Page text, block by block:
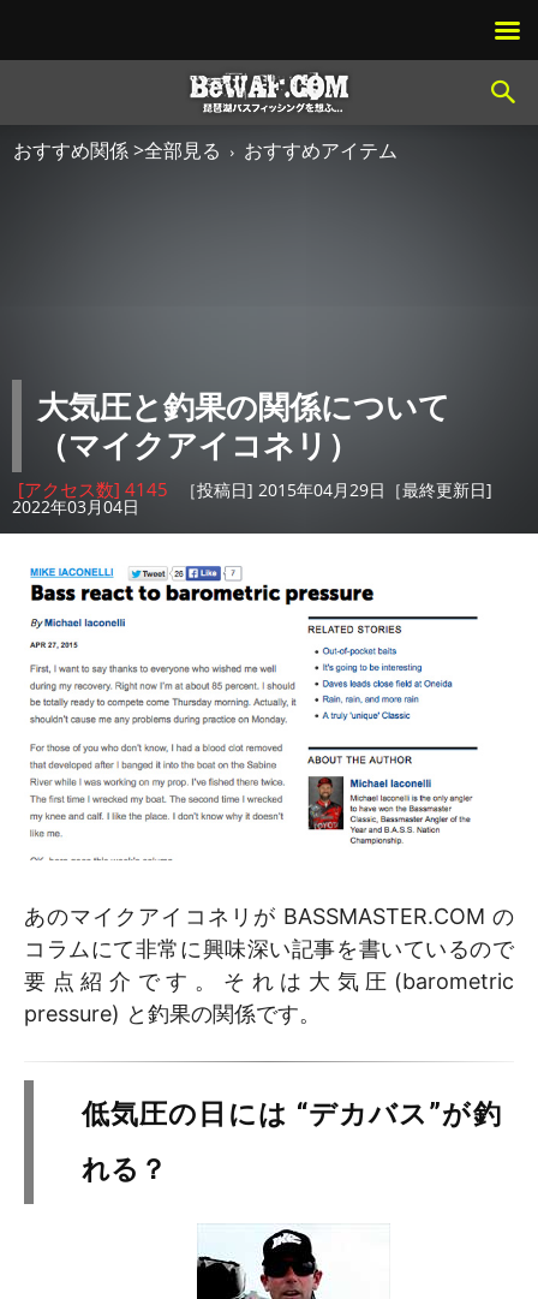
おすすめ関係 >全部見る おすすめアイテム
大気圧と釣果の関係について
（マイクアイコネリ）
[アクセス数] 4145 ［投稿日] 2015年04月29日［最終更新日]
2022年03月04日
あのマイクアイコネリが BASSMASTER.COM の
コラムにて非常に興味深い記事を書いているので
要点紹介です。それは大気圧(barometric
pressure) と釣果の関係です。
低気圧の日には “デカバス”が釣
れる？